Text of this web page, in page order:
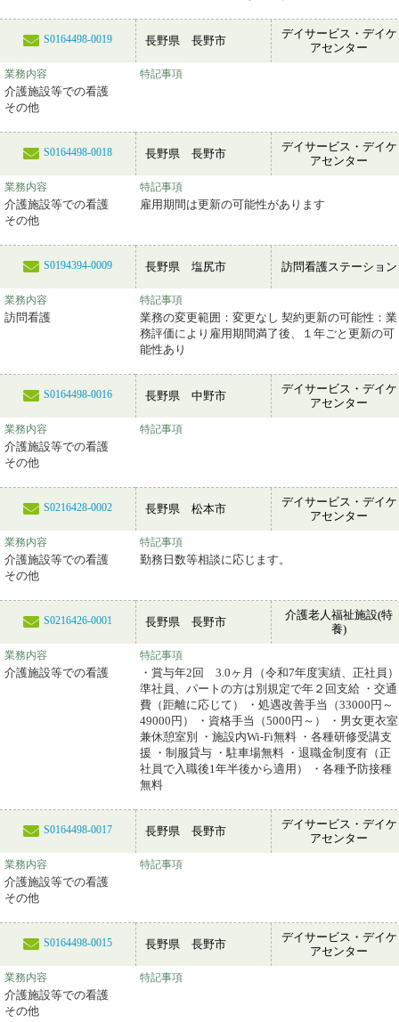
S0164498-0019 長野県 長野市
デイサービス・デイケ
アセンター
業務内容
介護施設等での看護
その他
特記事項
S0164498-0018 長野県 長野市
デイサービス・デイケ
アセンター
業務内容
介護施設等での看護
その他
特記事項
雇用期間は更新の可能性があります
S0194394-0009 長野県 塩尻市 訪問看護ステーション
業務内容
訪問看護
特記事項
業務の変更範囲：変更なし 契約更新の可能性：業
務評価により雇用期間満了後、１年ごと更新の可
能性あり
S0164498-0016 長野県 中野市
デイサービス・デイケ
アセンター
業務内容
介護施設等での看護
その他
特記事項
S0216428-0002 長野県 松本市
デイサービス・デイケ
アセンター
業務内容
介護施設等での看護
その他
特記事項
勤務日数等相談に応じます。
S0216426-0001 長野県 長野市
介護老人福祉施設(特
養)
業務内容
介護施設等での看護
特記事項
・賞与年2回 3.0ヶ月（令和7年度実績、正社員）
準社員、パートの方は別規定で年２回支給 ・交通
費（距離に応じて） ・処遇改善手当（33000円～
49000円） ・資格手当（5000円～） ・男女更衣室
兼休憩室別 ・施設内Wi-Fi無料 ・各種研修受講支
援 ・制服貸与 ・駐車場無料 ・退職金制度有（正
社員で入職後1年半後から適用） ・各種予防接種
無料
S0164498-0017 長野県 長野市
デイサービス・デイケ
アセンター
業務内容
介護施設等での看護
その他
特記事項
S0164498-0015 長野県 長野市
デイサービス・デイケ
アセンター
業務内容
介護施設等での看護
その他
特記事項